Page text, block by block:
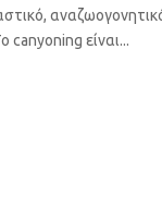
canyoning είναι...